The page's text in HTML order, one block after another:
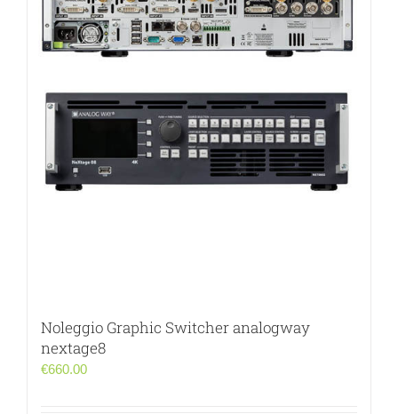
Noleggio Graphic Switcher analogway
nextage8
€660.00